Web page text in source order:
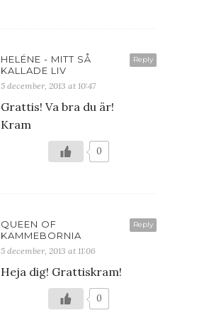
Reply
HELÉNE - MITT SÅ
KALLADE LIV
5 december, 2013 at 10:47
Grattis! Va bra du är!
Kram
0
Reply
QUEEN OF
KAMMEBORNIA
5 december, 2013 at 11:06
Heja dig! Grattiskram!
0